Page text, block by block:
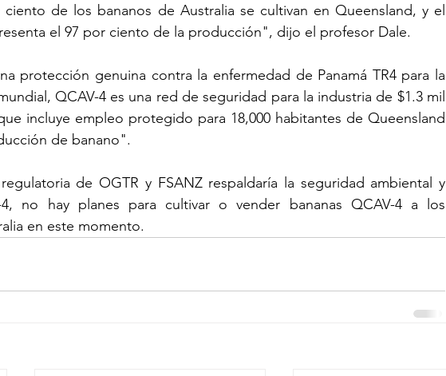
de los bananos de Australia se cultivan en Queensland, y el
el 97 por ciento de la producción", dijo el profesor Dale.
protección genuina contra la enfermedad de Panamá TR4 para la
QCAV-4 es una red de seguridad para la industria de $1.3 mil
incluye empleo protegido para 18,000 habitantes de Queensland
de banano".
de OGTR y FSANZ respaldaría la seguridad ambiental y
4, no hay planes para cultivar o vender bananas QCAV-4 a los
en este momento.